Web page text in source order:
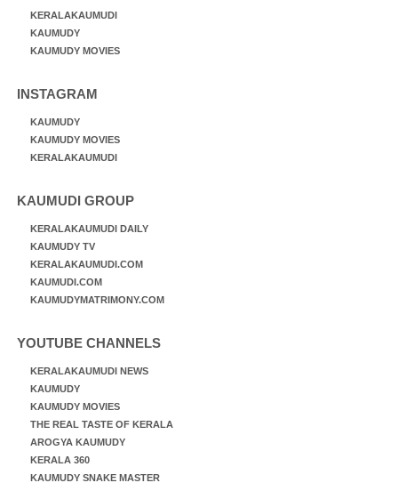
KERALAKAUMUDI
KAUMUDY
KAUMUDY MOVIES
INSTAGRAM
KAUMUDY
KAUMUDY MOVIES
KERALAKAUMUDI
KAUMUDI GROUP
KERALAKAUMUDI DAILY
KAUMUDY TV
KERALAKAUMUDI.COM
KAUMUDI.COM
KAUMUDYMATRIMONY.COM
YOUTUBE CHANNELS
KERALAKAUMUDI NEWS
KAUMUDY
KAUMUDY MOVIES
THE REAL TASTE OF KERALA
AROGYA KAUMUDY
KERALA 360
KAUMUDY SNAKE MASTER